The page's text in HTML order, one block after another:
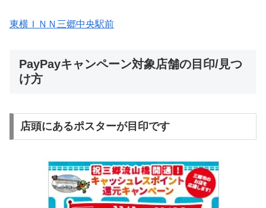
東横ＩＮＮ三郷中央駅前
PayPayキャンペーン対象店舗の目印/見つ
け方
店頭にあるポスターが目印です